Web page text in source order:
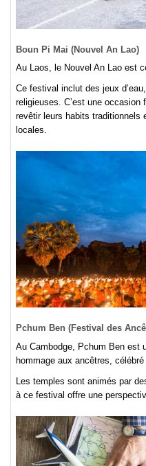
Boun Pi Mai (Nouvel An Lao)
Au Laos, le Nouvel An Lao est
Ce festival inclut des jeux
religieuses. C’est une
revêtir leurs habits traditionnels
locales.
Pchum Ben (Festival des
Au Cambodge, Pchum Ben est
hommage aux ancêtres,
Les temples sont animés par
à ce festival offre une